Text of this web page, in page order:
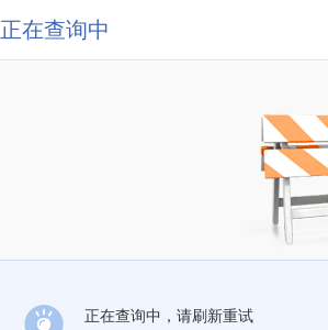
正在查询中
正在查询中，请刷新重试